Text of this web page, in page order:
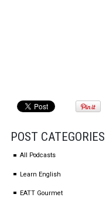
POST CATEGORIES
All Podcasts
Learn English
EATT Gourmet